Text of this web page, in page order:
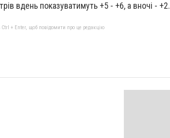
вдень показуватимуть +5 - +6, а вночі - +2.
+ Enter, щоб повідомити про це редакцію